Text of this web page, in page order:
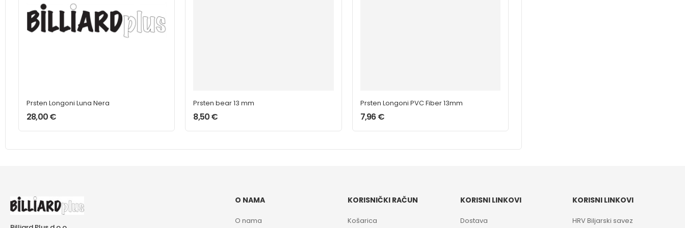
Prsten Longoni Luna Nera
28,00€
Prsten bear 13 mm
8,50€
Prsten Longoni PVC Fiber 13mm
7,96€
O NAMA
O nama
KORISNIČKI RAČUN
Košarica
KORISNI LINKOVI
Dostava
KORISNI LINKOVI
HRV Biljarski savez